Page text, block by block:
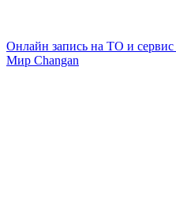
Онлайн запись на ТО и сервис
Мир Changan